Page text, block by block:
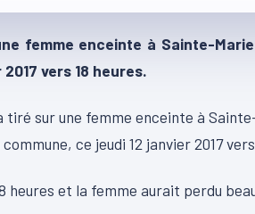
femme enceinte à Sainte-
vers 18 heures.
tiré sur une femme enceinte à
ce jeudi 12 janvier 2017
heures et la femme aurait perdu